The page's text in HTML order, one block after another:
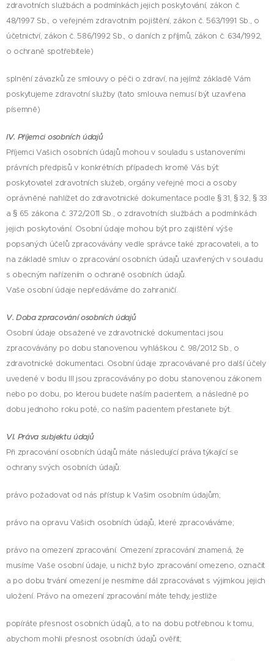
zdravotních službách a podmínkách jejich poskytování, zákon č.
48/1997 Sb., o veřejném zdravotním pojištění, zákon č. 563/1991 Sb., o
účetnictví, zákon č. 586/1992 Sb., o daních z příjmů, zákon č. 634/1992,
o ochraně spotřebitele)
splnění závazků ze smlouvy o péči o zdraví, na jejímž základě Vám
poskytujeme zdravotní služby (tato smlouva nemusí být uzavřena
písemně)
IV. Příjemci osobních údajů
Příjemci Vašich osobních údajů mohou v souladu s ustanoveními
právních předpisů v konkrétních případech kromě Vás být:
poskytovatel zdravotních služeb, orgány veřejné moci a osoby
oprávněné nahlížet do zdravotnické dokumentace podle § 31, § 32, § 33
a § 65 zákona č. 372/2011 Sb., o zdravotních službách a podmínkách
jejich poskytování. Osobní údaje mohou být pro zajištění výše
popsaných účelů zpracovávány vedle správce také zpracovateli, a to
na základě smluv o zpracování osobních údajů uzavřených v souladu
s obecným nařízením o ochraně osobních údajů.
Vaše osobní údaje nepředáváme do zahraničí.
V. Doba zpracování osobních údajů
Osobní údaje obsažené ve zdravotnické dokumentaci jsou
zpracovávány po dobu stanovenou vyhláškou č. 98/2012 Sb., o
zdravotnické dokumentaci. Osobní údaje zpracovávané pro další účely
uvedené v bodu III jsou zpracovávány po dobu stanovenou zákonem
nebo po dobu, po kterou budete naším pacientem, a následně po
dobu jednoho roku poté, co naším pacientem přestanete být.
VI. Práva subjektu údajů
Při zpracování osobních údajů máte následující práva týkající se
ochrany svých osobních údajů:
právo požadovat od nás přístup k Vašim osobním údajům;
právo na opravu Vašich osobních údajů, které zpracováváme;
právo na omezení zpracování. Omezení zpracování znamená, že
musíme Vaše osobní údaje, u nichž bylo zpracování omezeno, označit
a po dobu trvání omezení je nesmíme dál zpracovávat s výjimkou jejich
uložení. Právo na omezení zpracování máte tehdy, jestliže
popíráte přesnost osobních údajů, a to na dobu potřebnou k tomu,
abychom mohli přesnost osobních údajů ověřit;